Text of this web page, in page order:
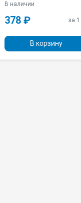
В наличии
378 ₽ за
В корзину